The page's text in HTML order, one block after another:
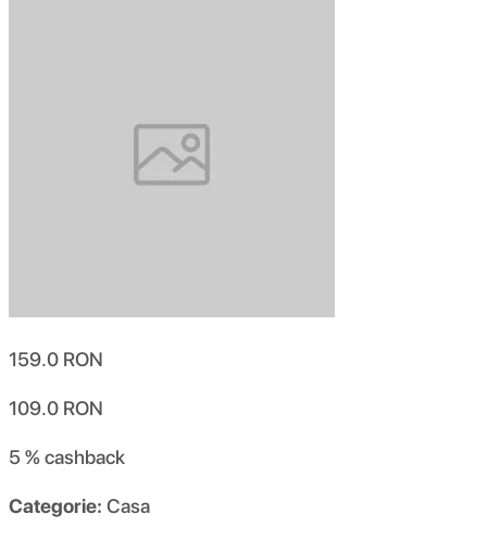
159.0 RON
109.0 RON
5 %cashback
Categorie: Casa